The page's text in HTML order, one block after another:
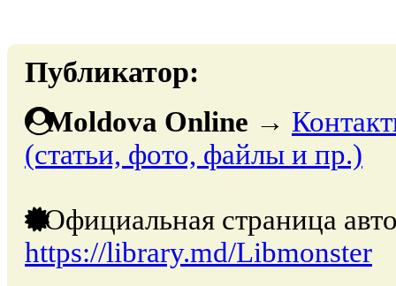
Публикатор:
Moldova Online →
(статьи, фото, файлы и пр.)
Официальная страница
https://library.md/Libmonster